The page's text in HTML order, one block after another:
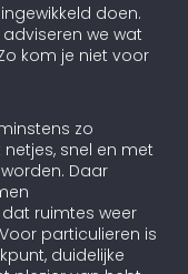
doen.
we wat
kom je niet voor
zo
snel en met
Daar
ruimtes weer
particulieren is
duidelijke